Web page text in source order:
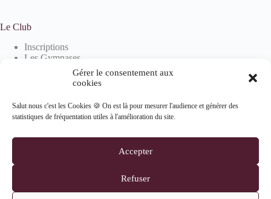
Gérer le consentement aux
cookies
Salut nous c'est les Cookies 🍪 On est là pour mesurer l'audience et générer des
statistiques de fréquentation utiles à l'amélioration du site.
Accepter
Refuser
Le Club
Inscriptions
Les Gymnases
Devenir partenaire
Informations
Mentions Légales
Politique de confidentialité
Suivez-nous